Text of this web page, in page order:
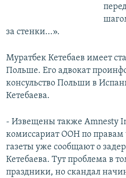
за стенки...».
Муратбек Кетебаев имеет
Польше. Его адвокат
консульство Польши в
Кетебаева.
- Извещены также Amnesty
комиссариат ООН по правам
газеты уже сообщают о
Кетебаева. Тут проблема в
праздники, но скандал